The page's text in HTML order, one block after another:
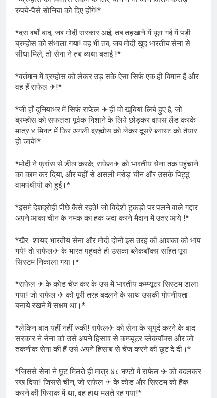
रुपये-पैसे सोनिया को दिए होंगे!*
*दस वर्षों बाद, जब मोदी सरकार आई, तब तहखाने में धूल गर्द में पड़ी
ब्रम्होस को संभाला गया! वह भी तब, जब मोदी खुद भारतीय सेना से
सीधा मिले, तो सेना ने तब व्यथा बताई !*
*वर्तमान में ब्रम्होस को लेकर उड़ सके ऐसा सिर्फ एक ही विमान हैं और
वह हैं राफेल ✈!*
*जी हाँ दुनियाभर में सिर्फ राफेल ✈ ही वो खूबियां लिये हुए है, जो
ब्रम्होस को सफलता पूर्वक निशाने के लिये छोड़कर वापस लेंड करके
मात्र ४ मिनट में फिर अगली ब्रह्मोस को लेकर दूसरे ब्लास्ट को तैयार
हो जाये!*
*मोदी ने फ्रांस से डील करके, राफेल✈ को भारतीय सेना तक पहुंचाने
का काम कर दिया, और यहीं से असली मरोड़ चीन और उसके पिट्ठू
वामपंथीयों को हुई।*
*इसमें देशद्रोही पीछे कैसे रहते! जो विदेशी टुकड़ो पर पलने वाले गद्दार
अपने आका चीन के नमक का हक अदा करने मैदान में उतर आये !*
*खैर ..शायद भारतीय सेना और मोदी दोनों इस तरह की आशंका को भांप
गये! तो राफेल✈ के भारत पहुंचते ही उसका ब्लेकबॉक्स सहित पूरा
सिस्टम निकाला गया।*
*राफेल ✈ के कोड चेंज कर के उस में भारतीय कम्प्यूटर सिस्टम डाला
गया! जो राफेल ✈ को पूरी तरह बदलने के साथ उसकी गोपनीयता
बनाये रखने में सक्षम था।*
*लेकिन बात यहीं नहीं रुकी! राफेल✈ को सेना के सुपुर्द करने के बाद
सरकार ने सेना को उसे अपने हिसाब से कम्प्यूटर ब्लेकबॉक्स और जो
तकनीक सेना की हैं उसे अपने हिसाब से चेंज करने की छूट दे दी।*
*जिससे सेना ने छूट मिलते ही मात्र ४८ घण्टो में राफेल ✈ को बदलकर
रख दिया! जिससे चीन, जो राफेल ✈ के कोड और सिस्टम को हैक
करने की फिराक में था, वह हाथ मलते रह गया!*